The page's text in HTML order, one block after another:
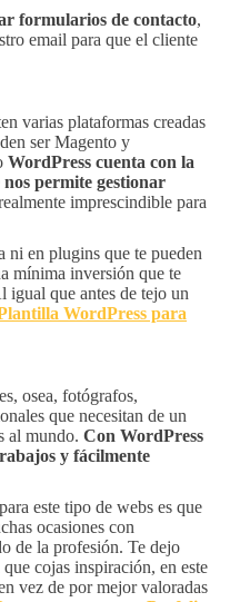
formularios de contacto,
email para que el cliente
varias plataformas creadas
ser Magento y
WordPress cuenta con la
permite gestionar
imprescindible para
ni en plugins que te pueden
mínima inversión que te
igual que antes de tejo un
WordPress para
osea, fotógrafos,
que necesitan de un
al mundo. Con WordPress
y fácilmente
este tipo de webs es que
ocasiones con
de la profesión. Te dejo
cojas inspiración, en este
vez de por mejor valoradas